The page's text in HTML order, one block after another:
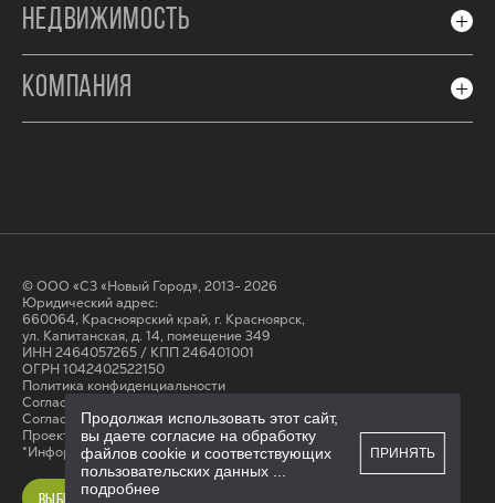
НЕДВИЖИМОСТЬ
КОМПАНИЯ
© ООО «СЗ «Новый Город», 2013- 2026
Юридический адрес:
660064, Красноярский край, г. Красноярск,
ул. Капитанская, д. 14, помещение 349
ИНН 2464057265 / КПП 246401001
ОГРН 1042402522150
Политика конфиденциальности
Согласие на обработку персональных данных
Cогласие на получение рассылки
Проектные декларации на сайте наш.дом.рф
*Информация на сайте не является публичной офертой
Продолжая использовать этот сайт,
вы даете согласие на обработку
файлов cookie и соответствующих
пользовательских данных
подробнее
ПРИНЯТЬ